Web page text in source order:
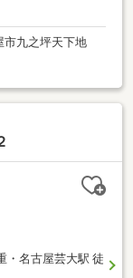
市九之坪天下地
・名古屋芸大駅 徒